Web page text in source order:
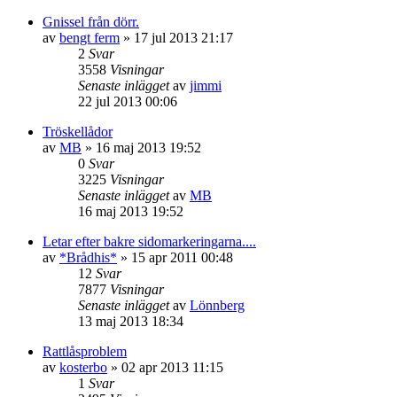
Gnissel från dörr.
av bengt ferm » 17 jul 2013 21:17
2 Svar
3558 Visningar
Senaste inläggetav jimmi
22 jul 2013 00:06
Tröskellådor
av MB » 16 maj 2013 19:52
0 Svar
3225 Visningar
Senaste inläggetav MB
16 maj 2013 19:52
Letar efter bakre sidomarkeringarna....
av *Brådhis* » 15 apr 2011 00:48
12 Svar
7877 Visningar
Senaste inläggetav Lönnberg
13 maj 2013 18:34
Rattlåsproblem
av kosterbo » 02 apr 2013 11:15
1 Svar